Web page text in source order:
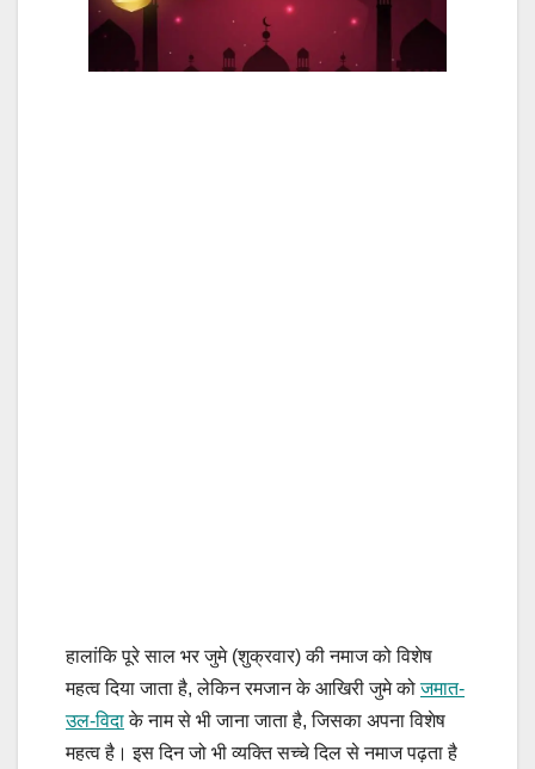
हालांकि पूरे साल भर जुमे (शुक्रवार) की नमाज को विशेष
महत्व दिया जाता है, लेकिन रमजान के आखिरी जुमे कोजमात-
उल-विदाके नाम से भी जाना जाता है, जिसका अपना विशेष
महत्व है। इस दिन जो भी व्यक्ति सच्चे दिल से नमाज पढ़ता है